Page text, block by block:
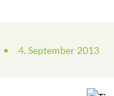
4. September 2013